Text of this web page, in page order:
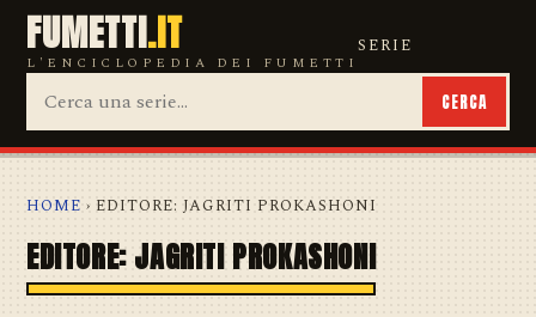
FUMETTI.IT
L'ENCICLOPEDIA DEI FUMETTI
SERIE
CERCA
HOME › EDITORE: JAGRITI PROKASHONI
EDITORE: JAGRITI PROKASHONI